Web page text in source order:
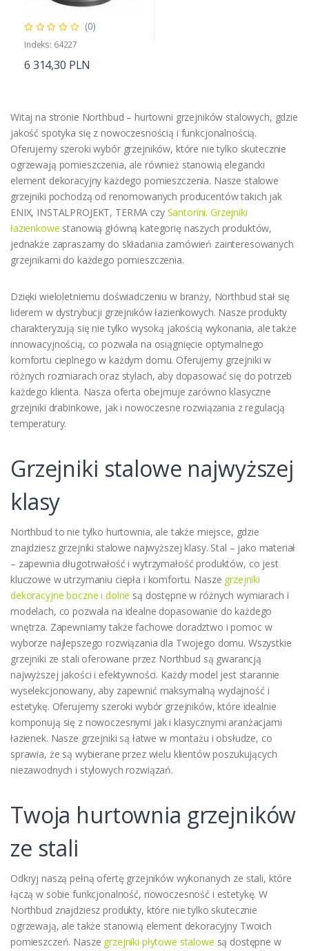
(0)
Indeks: 64227
6 314,30 PLN
Witaj na stronie Northbud – hurtowni grzejników stalowych, gdzie
jakość spotyka się z nowoczesnością i funkcjonalnością.
Oferujemy szeroki wybór grzejników, które nie tylko skutecznie
ogrzewają pomieszczenia, ale również stanowią elegancki
element dekoracyjny każdego pomieszczenia. Nasze stalowe
grzejniki pochodzą od renomowanych producentów takich jak
ENIX, INSTALPROJEKT, TERMA czy Santorini. Grzejniki
łazienkowe stanowią główną kategorię naszych produktów,
jednakże zapraszamy do składania zamówień zainteresowanych
grzejnikami do każdego pomieszczenia.
Dzięki wieloletniemu doświadczeniu w branży, Northbud stał się
liderem w dystrybucji grzejników łazienkowych. Nasze produkty
charakteryzują się nie tylko wysoką jakością wykonania, ale także
innowacyjnością, co pozwala na osiągnięcie optymalnego
komfortu cieplnego w każdym domu. Oferujemy grzejniki w
różnych rozmiarach oraz stylach, aby dopasować się do potrzeb
każdego klienta. Nasza oferta obejmuje zarówno klasyczne
grzejniki drabinkowe, jak i nowoczesne rozwiązania z regulacją
temperatury.
Grzejniki stalowe najwyższej
klasy
Northbud to nie tylko hurtownia, ale także miejsce, gdzie
znajdziesz grzejniki stalowe najwyższej klasy. Stal – jako materiał
– zapewnia długotrwałość i wytrzymałość produktów, co jest
kluczowe w utrzymaniu ciepła i komfortu. Nasze grzejniki
dekoracyjne boczne i dolne są dostępne w różnych wymiarach i
modelach, co pozwala na idealne dopasowanie do każdego
wnętrza. Zapewniamy także fachowe doradztwo i pomoc w
wyborze najlepszego rozwiązania dla Twojego domu. Wszystkie
grzejniki ze stali oferowane przez Northbud są gwarancją
najwyższej jakości i efektywności. Każdy model jest starannie
wyselekcjonowany, aby zapewnić maksymalną wydajność i
estetykę. Oferujemy szeroki wybór grzejników, które idealnie
komponują się z nowoczesnymi jak i klasycznymi aranżacjami
łazienek. Nasze grzejniki są łatwe w montażu i obsłudze, co
sprawia, że są wybierane przez wielu klientów poszukujących
niezawodnych i stylowych rozwiązań.
Twoja hurtownia grzejników
ze stali
Odkryj naszą pełną ofertę grzejników wykonanych ze stali, które
łączą w sobie funkcjonalność, nowoczesność i estetykę. W
Northbud znajdziesz produkty, które nie tylko skutecznie
ogrzewają, ale także stanowią element dekoracyjny Twoich
pomieszczeń. Nasze grzejniki płytowe stalowe są dostępne w